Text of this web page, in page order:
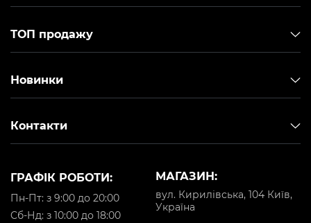
ТОП продажу
Новинки
Контакти
МАГАЗИН:
вул. Кирилівська, 104 Київ,
Україна
ГРАФІК РОБОТИ:
Пн-Пт: з 9:00 до 20:00
Cб-Нд: з 10:00 до 18:00